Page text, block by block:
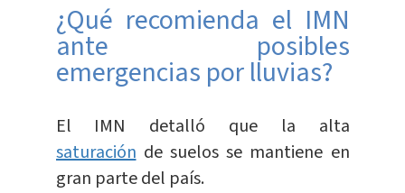
¿Qué recomienda el IMN
ante posibles
emergencias por lluvias?
El IMN detalló que la alta
saturación de suelos se mantiene en
gran parte del país.